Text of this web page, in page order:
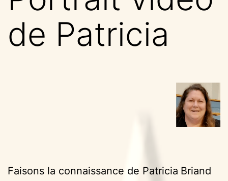
de Patricia
Faisons la connaissance de Patricia Briand